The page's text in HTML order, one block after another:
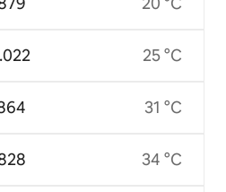
25 °C
31 °C
34 °C